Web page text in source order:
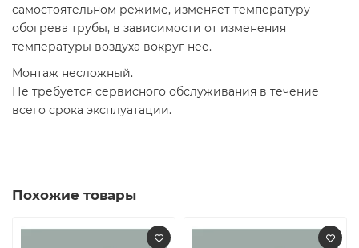
самостоятельном режиме, изменяет температуру
обогрева трубы, в зависимости от изменения
температуры воздуха вокруг нее.
Монтаж несложный.
Не требуется сервисного обслуживания в течение
всего срока эксплуатации.
Похожие товары